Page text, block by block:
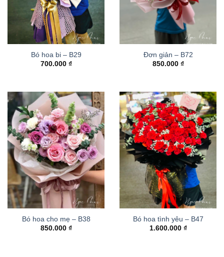
Bó hoa bi – B29
700.000 ₫
Đơn giản – B72
850.000 ₫
Bó hoa cho mẹ – B38
850.000 ₫
Bó hoa tình yêu – B47
1.600.000 ₫